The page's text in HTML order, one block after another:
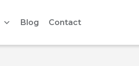
Blog Contact